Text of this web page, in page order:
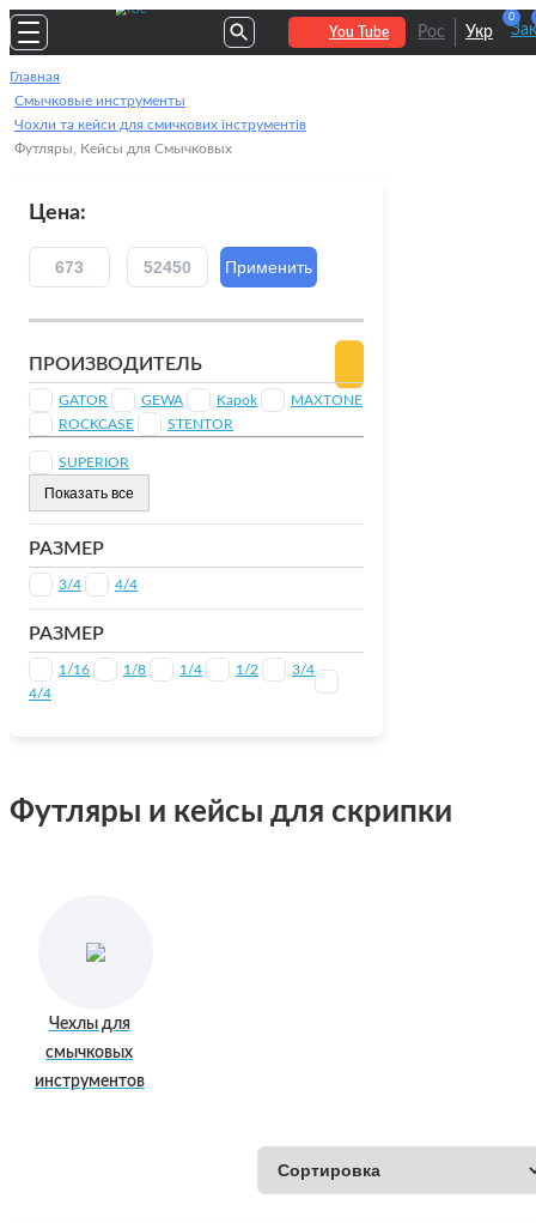
You Tube Рос Укр
0
Главная
Смычковые инструменты
Чохли та кейси для смичкових інструментів
Футляры, Кейсы для Смычковых
Цена:
ПРОИЗВОДИТЕЛЬ
GATOR GEWA Kapok
MAXTONE
ROCKCASE
STENTOR
SUPERIOR
Показать все
РАЗМЕР
3/4 4/4
РАЗМЕР
1/16 1/8 1/4 1/2
3/4
4/4
Футляры и кейсы для скрипки
Чехлы для
смычковых
инструментов